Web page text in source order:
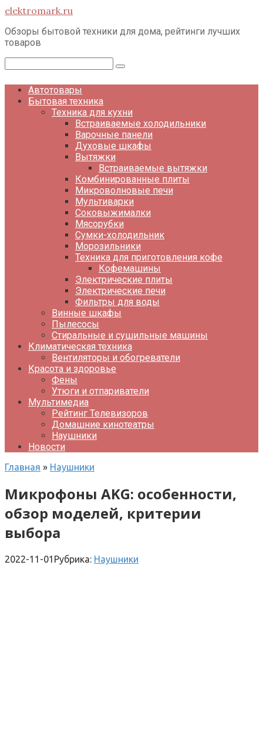
Перейти
контенту
elektromark.ru
Обзоры бытовой техники для дома, рейтинги лучших
товаров
Автотовары
Бытовая техника
Техника для кухни
Встраиваемые холодильники
Варочные панели
Духовые шкафы
Вытяжки
Встраиваемые вытяжки
Комбинированные плиты
Микроволновые печи
Мультиварки
Соковыжималки
Мясорубки
Сумки-холодильник
Морозильники
Техника для приготовления кофе
Кофемашины
Электрические плиты
Электрические печи
Фильтры для воды
Винные шкафы
Пылесосы
Стиральные и сушильные машины
Климатическая техника
Вентиляторы и обогреватели
Красота и здоровье
Фены
Утюги и отпариватели
Мультимедиа
Рейтинг Телевизоров
Домашние кинотеатры
Наушники
Новости
Главная » Наушники
Микрофоны AKG: особенности,
обзор моделей, критерии
выбора
2022-11-01 Рубрика: Наушники